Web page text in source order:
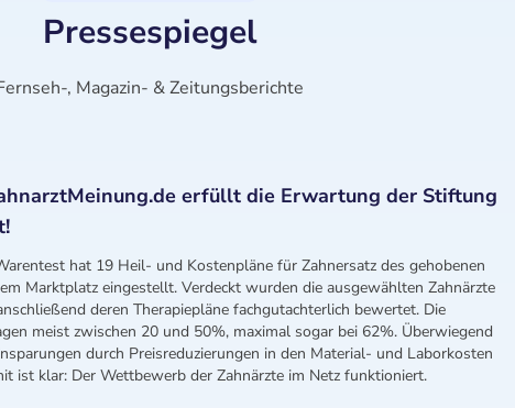
Pressespiegel
, Magazin- & Zeitungsberichte
erfüllt die Erwartung der Stiftung
hat 19 Heil- und Kostenpläne für Zahnersatz des gehobenen
Marktplatz eingestellt. Verdeckt wurden die ausgewählten Zahnärzte
deren Therapiepläne fachgutachterlich bewertet. Die
meist zwischen 20 und 50%, maximal sogar bei 62%. Überwiegend
durch Preisreduzierungen in den Material- und Laborkosten
ist klar: Der Wettbewerb der Zahnärzte im Netz funktioniert.